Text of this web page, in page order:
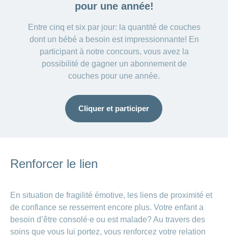
pour une année!
Entre cinq et six par jour: la quantité de couches
dont un bébé a besoin est impressionnante! En
participant à notre concours, vous avez la
possibilité de gagner un abonnement de
couches pour une année.
Cliquer et participer
Renforcer le lien
En situation de fragilité émotive, les liens de proximité et
de confiance se resserrent encore plus. Votre enfant a
besoin d’être consolé∙e ou est malade? Au travers des
soins que vous lui portez, vous renforcez votre relation